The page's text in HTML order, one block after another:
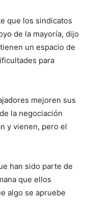
que los sindicatos
de la mayoría, dijo
un espacio de
para
mejoren sus
la negociación
y vienen, pero el
han sido parte de
que ellos
algo se apruebe